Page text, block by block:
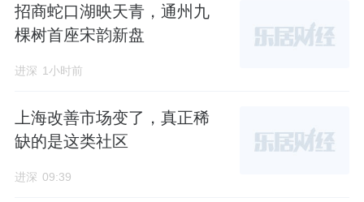
招商蛇口湖映天青，通州九
棵树首座宋韵新盘
进深 1小时前
上海改善市场变了，真正稀
缺的是这类社区
进深 09:39